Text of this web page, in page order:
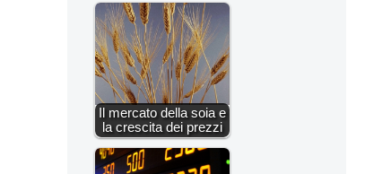
Il mercato della soia e
la crescita dei prezzi